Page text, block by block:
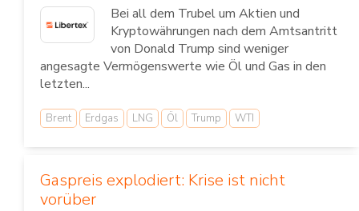
Bei all dem Trubel um Aktien und
Kryptowährungen nach dem Amtsantritt
von Donald Trump sind weniger
angesagte Vermögenswerte wie Öl und Gas in den
letzten...
Brent Erdgas LNG Öl Trump WTI
Gaspreis explodiert: Krise ist nicht
vorüber